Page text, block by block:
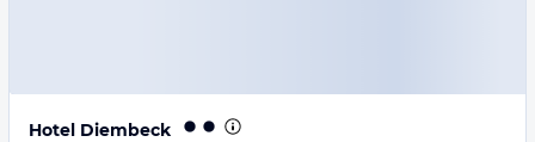
Hotel Diembeck